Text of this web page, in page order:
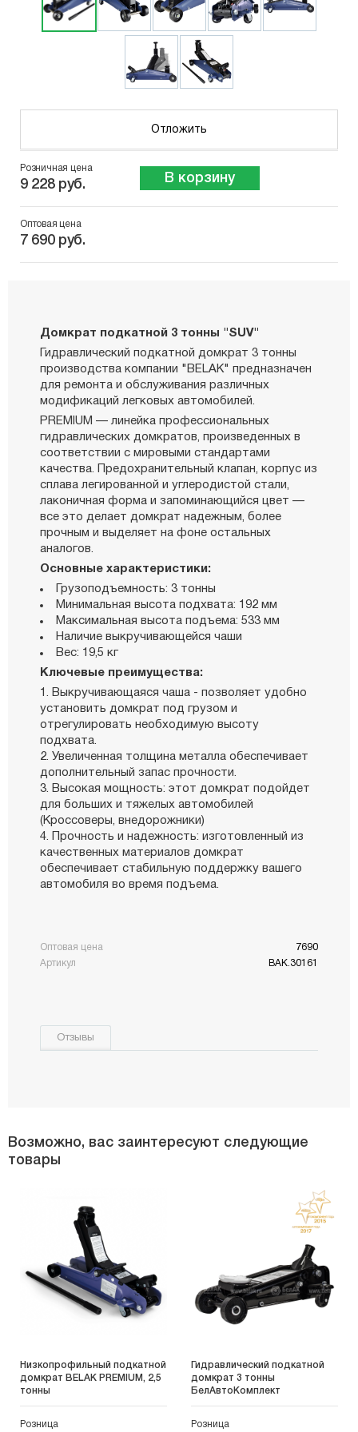
Отложить
Розничная цена
9 228 руб. В корзину
Оптовая цена
7 690 руб.
Домкрат подкатной 3 тонны "SUV"
Гидравлический подкатной домкрат 3 тонны
производства компании "BELAK" предназначен
для ремонта и обслуживания различных
модификаций легковых автомобилей.
PREMIUM — линейка профессиональных
гидравлических домкратов, произведенных в
соответствии с мировыми стандартами
качества. Предохранительный клапан, корпус из
сплава легированной и углеродистой стали,
лаконичная форма и запоминающийся цвет —
все это делает домкрат надежным, более
прочным и выделяет на фоне остальных
аналогов.
Основные характеристики:
Грузоподъемность: 3 тонны
Минимальная высота подхвата: 192 мм
Максимальная высота подъема: 533 мм
Наличие выкручивающейся чаши
Вес: 19,5 кг
Ключевые преимущества:
Выкручивающаяся чаша - позволяет удобно
установить домкрат под грузом и
отрегулировать необходимую высоту
подхвата.
Увеличенная толщина металла обеспечивает
дополнительный запас прочности.
Высокая мощность: этот домкрат подойдет
для больших и тяжелых автомобилей
(Кроссоверы, внедорожники)
Прочность и надежность: изготовленный из
качественных материалов домкрат
обеспечивает стабильную поддержку вашего
автомобиля во время подъема.
Оптовая цена
7690
Артикул
BAK.30161
Отзывы
Возможно, вас заинтересуют следующие
товары
Низкопрофильный подкатной
домкрат BELAK PREMIUM, 2,5
тонны
Розница
Гидравлический подкатной
домкрат 3 тонны
БелАвтоКомплект
Розница